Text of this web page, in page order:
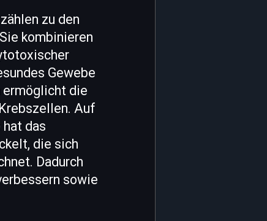
zu den
kombinieren
Gewebe
ermöglicht die
Auf
hat das
die sich
Dadurch
sowie